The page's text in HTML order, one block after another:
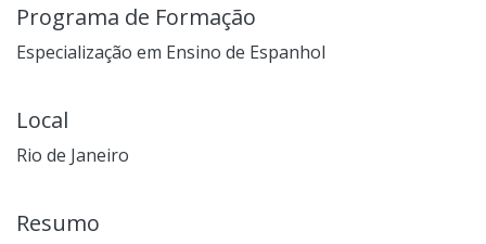
Programa de Formação
Especialização em Ensino de Espanhol
Local
Rio de Janeiro
Resumo